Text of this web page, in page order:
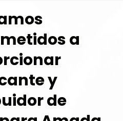
a
y
de